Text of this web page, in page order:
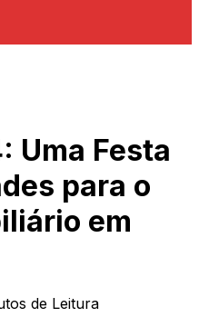
Uma Festa
para o
em
de Leitura